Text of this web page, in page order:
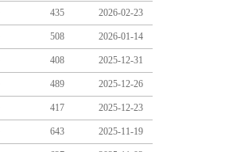
435 2026-02-23
508 2026-01-14
408 2025-12-31
489 2025-12-26
417 2025-12-23
643 2025-11-19